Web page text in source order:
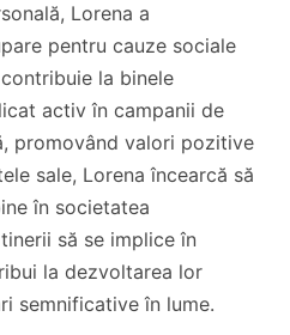
Lorena a
pentru cauze sociale
la binele
activ în campanii de
promovând valori pozitive
sale, Lorena încearcă să
în societatea
să se implice în
la dezvoltarea lor
semnificative în lume.